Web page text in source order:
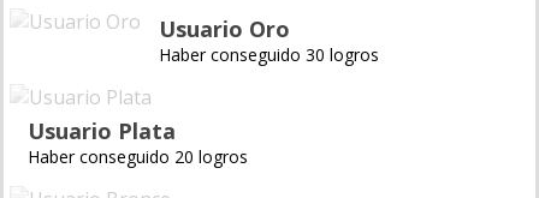
Usuario Oro
Haber conseguido 30 logros
Usuario Plata
Haber conseguido 20 logros